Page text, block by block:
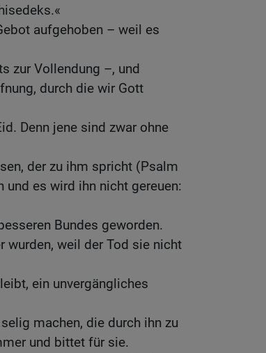
aufgehoben – weil es
zur Vollendung –, und
durch die wir Gott
Denn jene sind zwar ohne
der zu ihm spricht (Psalm
und es wird ihn nicht gereuen:
Bundes geworden.
wurden, weil der Tod sie nicht
ein unvergängliches
machen, die durch ihn zu
und bittet für sie.